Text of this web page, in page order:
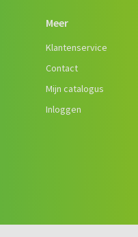
Meer
Klantenservice
Contact
Mijn catalogus
Inloggen